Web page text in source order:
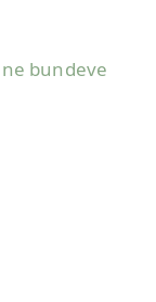
bundeve